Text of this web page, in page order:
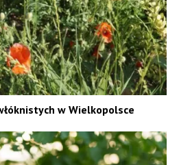
w Wielkopolsce